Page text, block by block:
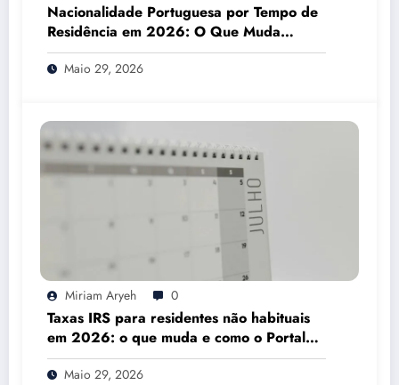
Nacionalidade Portuguesa por Tempo de
Residência em 2026: O Que Muda
Mesmo
Maio 29, 2026
Miriam Aryeh 0
Taxas IRS para residentes não habituais
em 2026: o que muda e como o Portal
das Finanças pode ajudar
Maio 29, 2026